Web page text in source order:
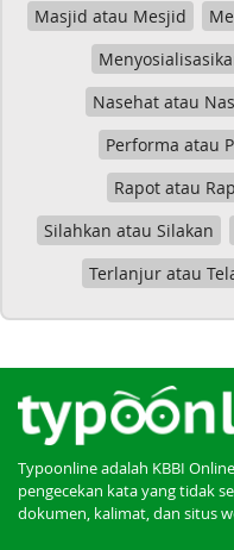
Masjid atau Mesjid
Nasehat atau
Performa atau
Rapot atau
Silahkan atau Silakan
Terlanjur atau
Typoonline adalah KBBI
pengecekan kata yang tidak
dokumen, kalimat, dan situs